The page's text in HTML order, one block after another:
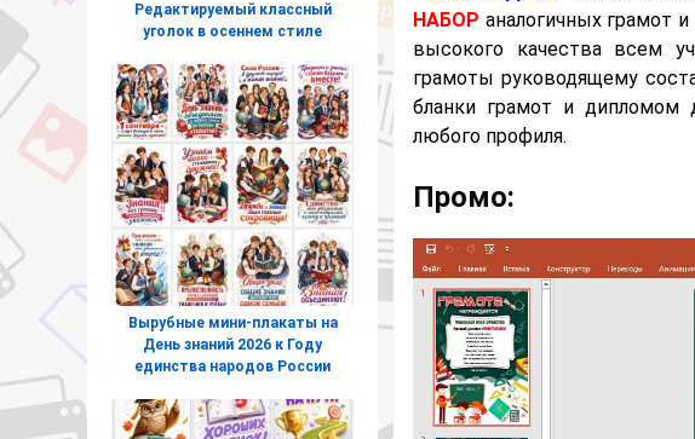
НАБОР аналогичных грамот
высокого качества всем
грамоты руководящему
бланки грамот и дипломом
любого профиля.
Промо:
Редактируемый классный
уголок в осеннем стиле
Вырубные мини-плакаты на
День знаний 2026 к Году
единства народов России